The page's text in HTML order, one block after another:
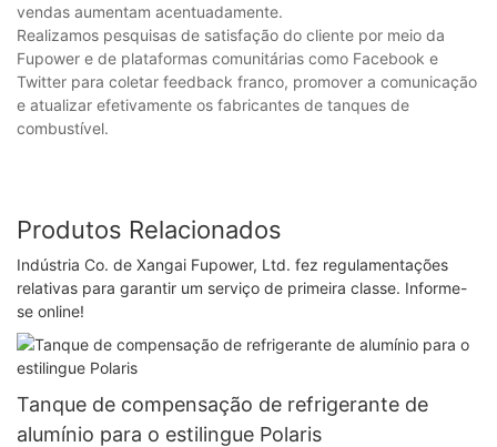
vendas aumentam acentuadamente.
Realizamos pesquisas de satisfação do cliente por meio da
Fupower e de plataformas comunitárias como Facebook e
Twitter para coletar feedback franco, promover a comunicação
e atualizar efetivamente os fabricantes de tanques de
combustível.
Produtos Relacionados
Indústria Co. de Xangai Fupower, Ltd. fez regulamentações
relativas para garantir um serviço de primeira classe. Informe-
se online!
Tanque de compensação de refrigerante de
alumínio para o estilingue Polaris